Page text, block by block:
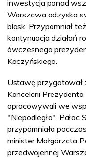
inwestycja ponad
Warszawa odzyska
blask. Przypomniał
kontynuacja działań
ówczesnego
Kaczyńskiego.
Ustawę przygotował
Kancelarii
opracowywali we
"Niepodległa". Pałac
przypomniała
minister Małgorzata
przedwojennej